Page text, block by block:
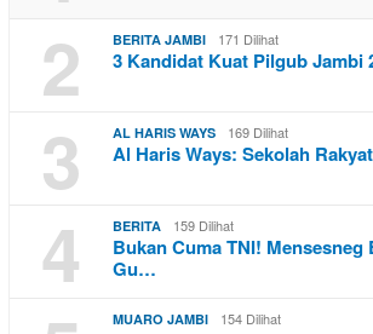
2 BERITA JAMBI 171 Dilihat
3 Kandidat Kuat Pilgub Jambi
3 AL HARIS WAYS 169 Dilihat
Al Haris Ways: Sekolah
4 BERITA 159 Dilihat
Bukan Cuma TNI! Mensesneg
Gu…
MUARO JAMBI 154 Dilihat